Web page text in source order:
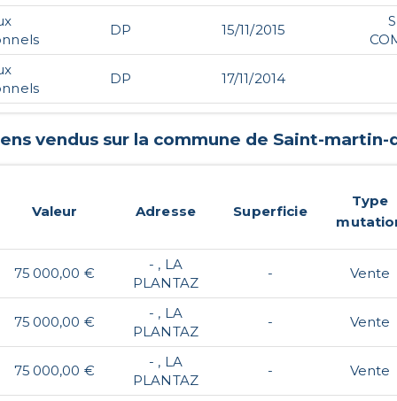
DP 15/11/2015
DP 17/11/2014
vendus sur la commune de Saint-martin-
Valeur Adresse Superficie
Type
75 000,00 €
- , LA
PLANTAZ
- Vente
75 000,00 €
- , LA
PLANTAZ
- Vente
75 000,00 €
- , LA
PLANTAZ
- Vente